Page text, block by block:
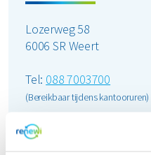
Lozerweg 58
6006 SR Weert
Tel: 088 7003700
(Bereikbaar tijdens kantooruren)
Openingstijden: